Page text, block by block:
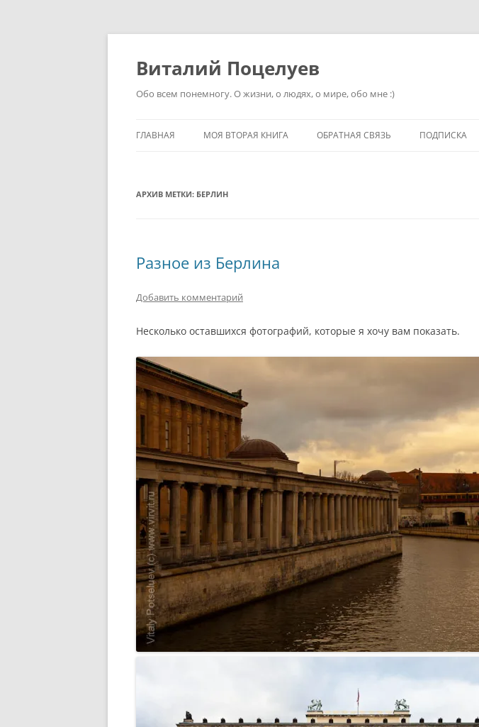
Перейти
Виталий Поцелуев
Обо всем понемногу. О жизни, о людях, о мире, обо мне :)
ГЛАВНАЯ МОЯ ВТОРАЯ КНИГА ОБРАТНАЯ СВЯЗЬ ПОДПИСКА
АРХИВ МЕТКИ: БЕРЛИН
Разное из Берлина
Добавить комментарий
Несколько оставшихся фотографий, которые я хочу вам показать.